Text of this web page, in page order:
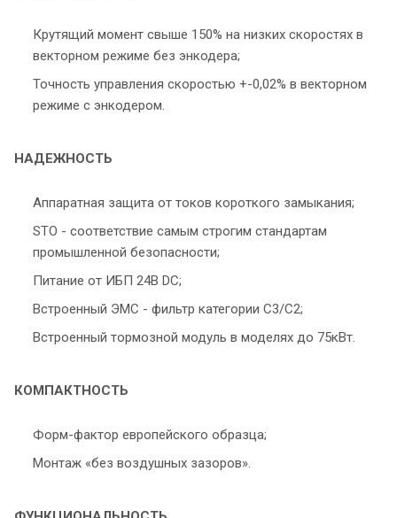
Крутящий момент свыше 150% на низких скоростях в
векторном режиме без энкодера;
Точность управления скоростью +-0,02% в векторном
режиме с энкодером.
НАДЕЖНОСТЬ
Аппаратная защита от токов короткого замыкания;
STO - соответствие самым строгим стандартам
промышленной безопасности;
Питание от ИБП 24В DC;
Встроенный ЭМС - фильтр категории С3/С2;
Встроенный тормозной модуль в моделях до 75кВт.
КОМПАКТНОСТЬ
Форм-фактор европейского образца;
Монтаж «без воздушных зазоров».